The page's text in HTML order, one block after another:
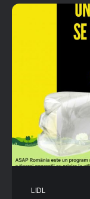
LIDL